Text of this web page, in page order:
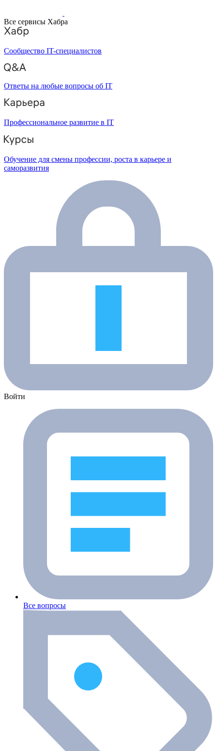
Все сервисы Хабра
Сообщество IT-специалистов
Ответы на любые вопросы об IT
Профессиональное развитие в IT
Обучение для смены профессии, роста в карьере и
саморазвития
Войти
Все вопросы